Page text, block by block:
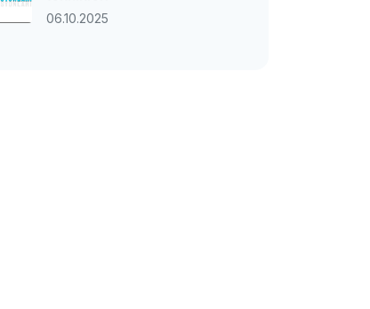
06.10.2025